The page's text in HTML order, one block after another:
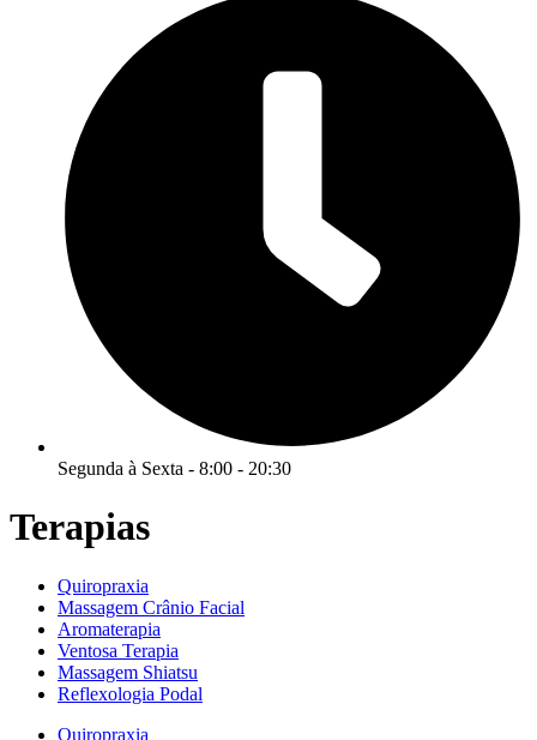
Segunda à Sexta - 8:00 - 20:30
Terapias
Quiropraxia
Massagem Crânio Facial
Aromaterapia
Ventosa Terapia
Massagem Shiatsu
Reflexologia Podal
Quiropraxia